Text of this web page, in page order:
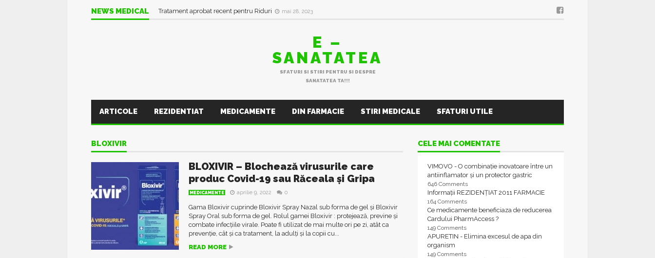
NEWS MEDICAL Tratament aprobat recent pentru Riduri mai 28, 2023
E –
SANATATEA
SFATURI SI STIRI PENTRU SI DESPRE
SANATATEA TA!!!
ARTICOLE REZIDENTIAT MEDICAMENTE DIN FARMACIE STIRI MEDICALE SFATURI UTILE
BLOXIVIR
BLOXIVIR – Blochează virusurile care
produc Covid-19 sau Răceala și Gripa
MEDICAMENTE aprilie 9, 2022 0
Gama Bloxivir cuprinde Bloxivir Spray Nazal sub forma de gel și Bloxivir
Spray Oral sub forma de gel. Rolul gamei Bloxivir : protejează, previne și
combate infecțiile virale. Poate fi utilizat de mai multe ori pe zi, atât ca
prevenție, cât și ca tratament, la adulți și la copii cu...
READ MORE
CELE MAI COMENTATE
VIMOVO - O combinație inovatoare între un
antiinflamator și un protector gastric
646 Comments
Informații REZIDENȚIAT 2011 FARMACIE
164 Comments
Ce medicamente beneficiaza de reducerea
Cardului PharmAccess ?
149 Comments
APURETIN - Elimina excesul de apa din
organism
149 Comments